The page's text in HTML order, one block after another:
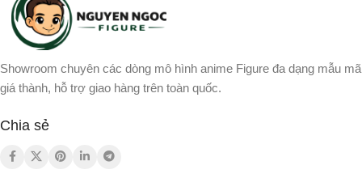
Showroom chuyên các dòng mô hình anime Figure đa dạng mẫu mã
giá thành, hỗ trợ giao hàng trên toàn quốc.
Chia sẻ